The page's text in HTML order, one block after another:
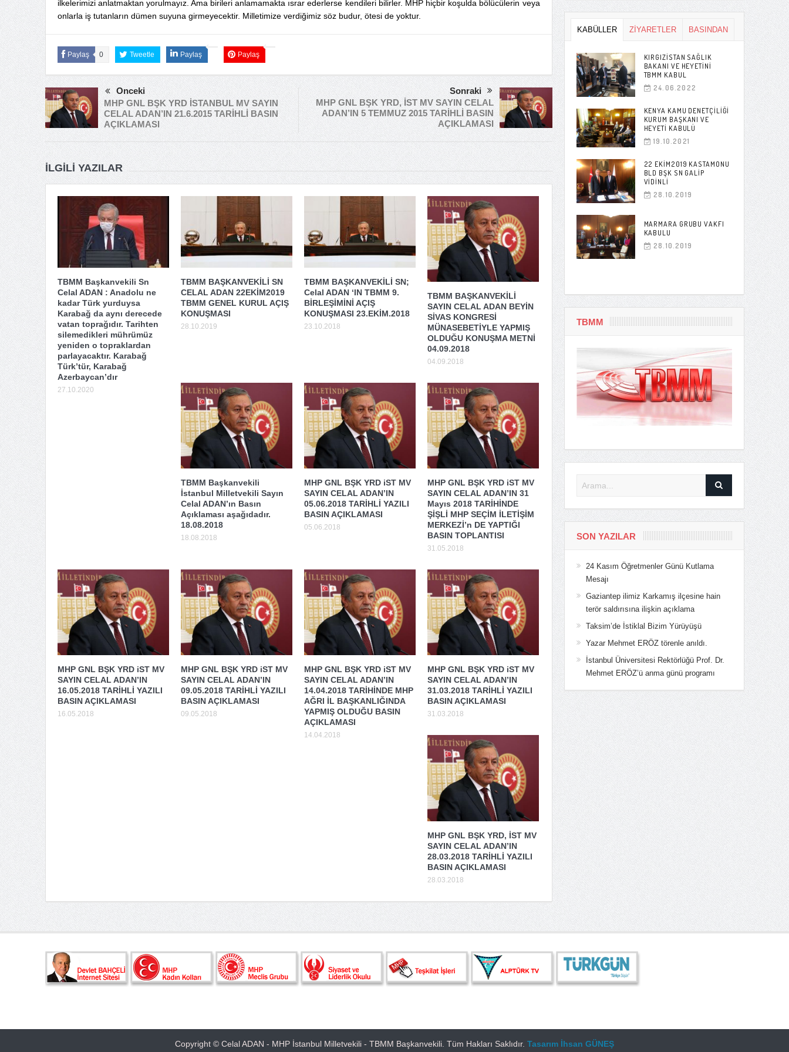
ilkelerimizi anlatmaktan yorulmayız. Ama birileri anlamamakta ısrar ederlerse kendileri bilirler. MHP hiçbir koşulda bölücülerin veya
onlarla iş tutanların dümen suyuna girmeyecektir. Milletimize verdiğimiz söz budur, ötesi de yoktur.
Paylaş 0 Tweetle Paylaş Paylaş
Önceki
MHP GNL BŞK YRD İSTANBUL MV SAYIN
CELAL ADAN’IN 21.6.2015 TARİHLİ BASIN
AÇIKLAMASI
Sonraki
MHP GNL BŞK YRD, İST MV SAYIN CELAL
ADAN’IN 5 TEMMUZ 2015 TARİHLİ BASIN
AÇIKLAMASI
İLGILI YAZILAR
TBMM Başkanvekili Sn
Celal ADAN : Anadolu ne
kadar Türk yurduysa
Karabağ da aynı derecede
vatan toprağıdır. Tarihten
silemedikleri mührümüz
yeniden o topraklardan
parlayacaktır. Karabağ
Türk’tür, Karabağ
Azerbaycan’dır
27.10.2020
TBMM BAŞKANVEKİLİ SN
CELAL ADAN 22EKİM2019
TBMM GENEL KURUL AÇIŞ
KONUŞMASI
28.10.2019
TBMM BAŞKANVEKİLİ SN;
Celal ADAN ‘IN TBMM 9.
BİRLEŞİMİNİ AÇIŞ
KONUŞMASI 23.EKİM.2018
23.10.2018
TBMM BAŞKANVEKİLİ
SAYIN CELAL ADAN BEYİN
SİVAS KONGRESİ
MÜNASEBETİYLE YAPMIŞ
OLDUĞU KONUŞMA METNİ
04.09.2018
04.09.2018
TBMM Başkanvekili
İstanbul Milletvekili Sayın
Celal ADAN’ın Basın
Açıklaması aşağıdadır.
18.08.2018
18.08.2018
MHP GNL BŞK YRD iST MV
SAYIN CELAL ADAN’IN
05.06.2018 TARİHLİ YAZILI
BASIN AÇIKLAMASI
05.06.2018
MHP GNL BŞK YRD iST MV
SAYIN CELAL ADAN’IN 31
Mayıs 2018 TARİHİNDE
ŞİŞLİ MHP SEÇİM İLETİŞİM
MERKEZİ’n DE YAPTIĞI
BASIN TOPLANTISI
31.05.2018
MHP GNL BŞK YRD iST MV
SAYIN CELAL ADAN’IN
16.05.2018 TARİHLİ YAZILI
BASIN AÇIKLAMASI
16.05.2018
MHP GNL BŞK YRD iST MV
SAYIN CELAL ADAN’IN
09.05.2018 TARİHLİ YAZILI
BASIN AÇIKLAMASI
09.05.2018
MHP GNL BŞK YRD iST MV
SAYIN CELAL ADAN’IN
14.04.2018 TARİHİNDE MHP
AĞRI İL BAŞKANLIĞINDA
YAPMIŞ OLDUĞU BASIN
AÇIKLAMASI
14.04.2018
MHP GNL BŞK YRD iST MV
SAYIN CELAL ADAN’IN
31.03.2018 TARİHLİ YAZILI
BASIN AÇIKLAMASI
31.03.2018
MHP GNL BŞK YRD, İST MV
SAYIN CELAL ADAN’IN
28.03.2018 TARİHLİ YAZILI
BASIN AÇIKLAMASI
28.03.2018
KABÜLLER ZİYARETLER BASINDAN
KIRGIZISTAN SAĞLIK
BAKANI VE HEYETINI
TBMM KABUL
24.06.2022
KENYA KAMU DENETÇILIĞI
KURUM BAŞKANI VE
HEYETI KABULÜ
19.10.2021
22 EKIM2019 KASTAMONU
BLD BŞK SN GALIP
VIDINLI
28.10.2019
MARMARA GRUBU VAKFI
KABULU
28.10.2019
TBMM
SON YAZILAR
24 Kasım Öğretmenler Günü Kutlama
Mesajı
Gaziantep ilimiz Karkamış ilçesine hain
terör saldırısına ilişkin açıklama
Taksim’de İstiklal Bizim Yürüyüşü
Yazar Mehmet ERÖZ törenle anıldı.
İstanbul Üniversitesi Rektörlüğü Prof. Dr.
Mehmet ERÖZ’ü anma günü programı
Copyright © Celal ADAN - MHP İstanbul Milletvekili - TBMM Başkanvekili. Tüm Hakları Saklıdır. Tasarım İhsan GÜNEŞ